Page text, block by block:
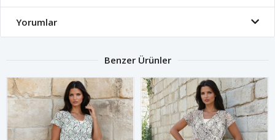
Yorumlar
Benzer Ürünler